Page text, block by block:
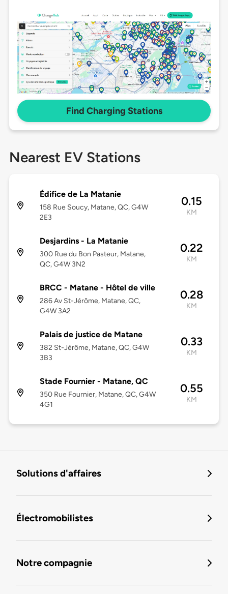
Find Charging Stations
Nearest EV Stations
Édifice de La Matanie
158 Rue Soucy, Matane, QC, G4W
2E3
0.15
KM
Desjardins - La Matanie
300 Rue du Bon Pasteur, Matane,
QC, G4W 3N2
0.22
KM
BRCC - Matane - Hôtel de ville
286 Av St-Jérôme, Matane, QC,
G4W 3A2
0.28
KM
Palais de justice de Matane
382 St-Jérôme, Matane, QC, G4W
3B3
0.33
KM
Stade Fournier - Matane, QC
350 Rue Fournier, Matane, QC, G4W
4G1
0.55
KM
Solutions d'affaires
Électromobilistes
Notre compagnie